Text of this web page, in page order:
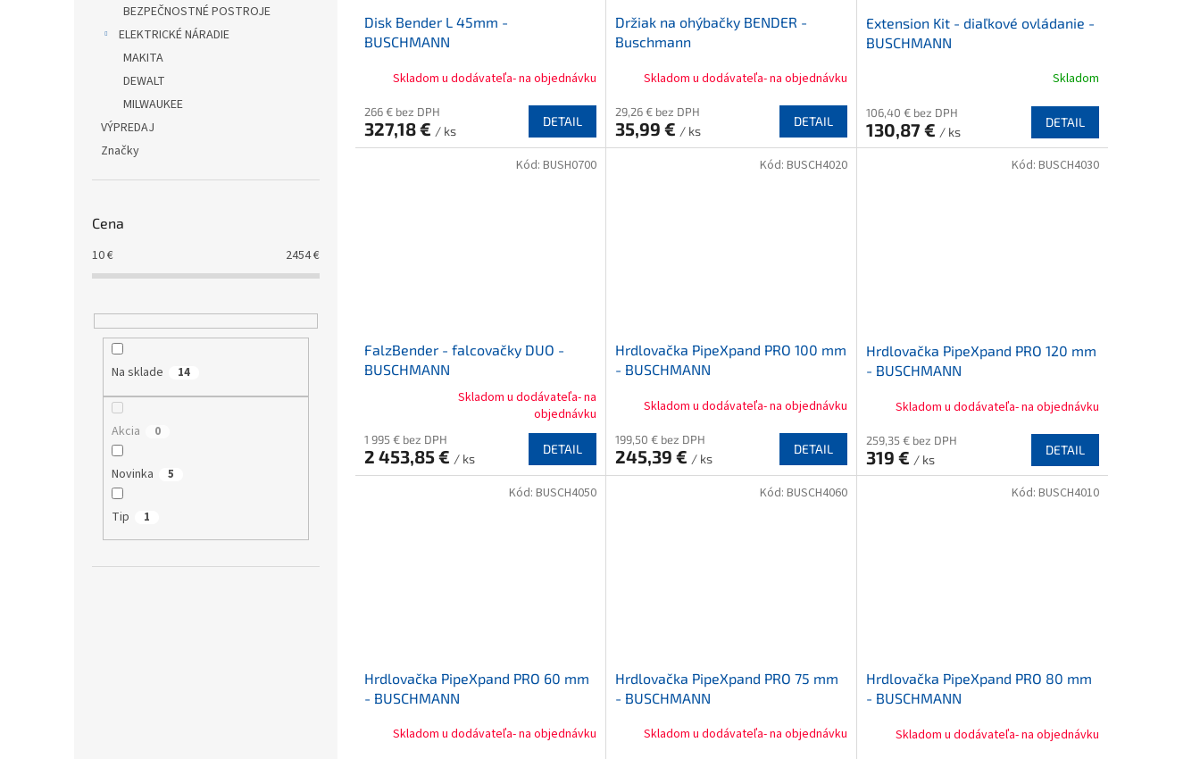
BEZPEČNOSTNÉ POSTROJE
ELEKTRICKÉ NÁRADIE
MAKITA
DEWALT
MILWAUKEE
VÝPREDAJ
Značky
Cena
10€ 2454€
Na sklade 14
Akcia 0
Novinka 5
Tip 1
Disk Bender L 45mm -
BUSCHMANN
Skladom u dodávateľa- na objednávku
266 € bez DPH
327,18 € / ks
DETAIL
Držiak na ohýbačky BENDER -
Buschmann
Skladom u dodávateľa- na objednávku
29,26 € bez DPH
35,99 € / ks
DETAIL
Extension Kit - diaľkové ovládanie -
BUSCHMANN
Skladom
106,40 € bez DPH
130,87 € / ks
DETAIL
FalzBender - falcovačky DUO -
BUSCHMANN
produktu
je
3,8
Skladom u dodávateľa- na
objednávku
1 995 € bez DPH
2 453,85 € / ks
DETAIL
Kód: BUSH0700
Hrdlovačka PipeXpand PRO 100 mm
- BUSCHMANN
Skladom u dodávateľa- na objednávku
199,50 € bez DPH
245,39 € / ks
DETAIL
Kód: BUSCH4020
Hrdlovačka PipeXpand PRO 120 mm
- BUSCHMANN
Skladom u dodávateľa- na objednávku
259,35 € bez DPH
319 € / ks
DETAIL
Kód: BUSCH4030
Hrdlovačka PipeXpand PRO 60 mm
- BUSCHMANN
Skladom u dodávateľa- na objednávku
Kód: BUSCH4050
Hrdlovačka PipeXpand PRO 75 mm
- BUSCHMANN
Skladom u dodávateľa- na objednávku
Kód: BUSCH4060
Hrdlovačka PipeXpand PRO 80 mm
- BUSCHMANN
Skladom u dodávateľa- na objednávku
Kód: BUSCH4010